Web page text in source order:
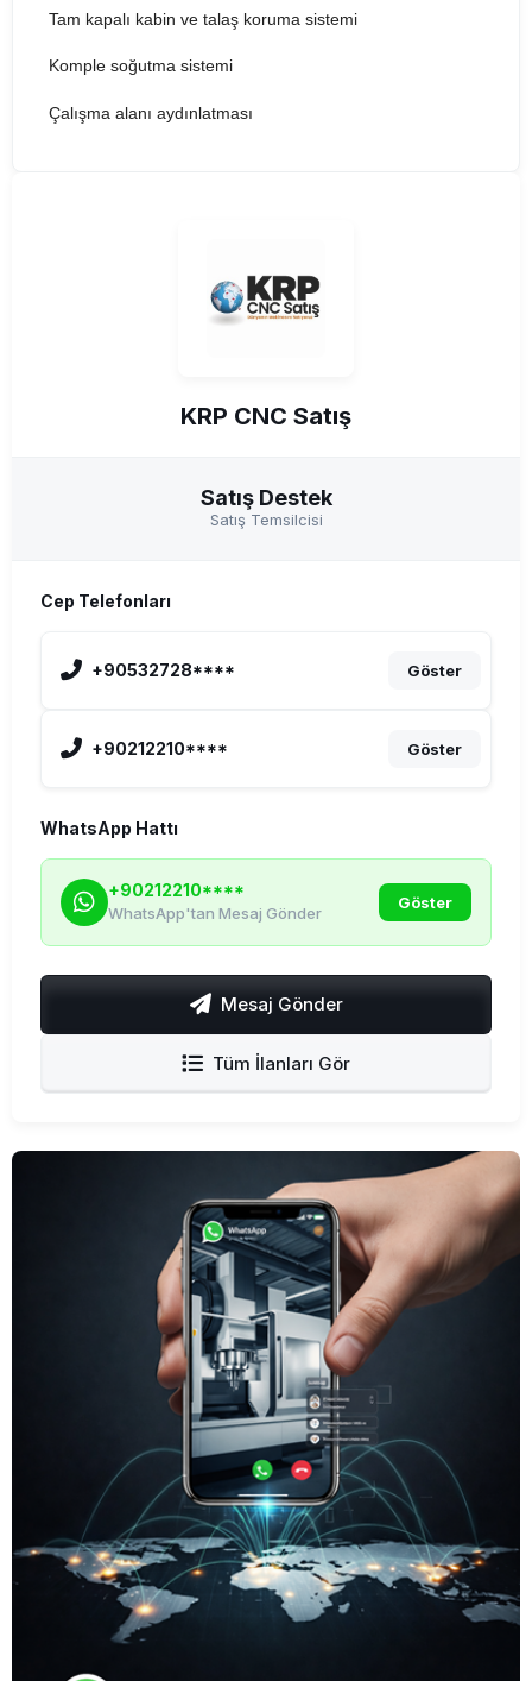
Tam kapalı kabin ve talaş koruma sistemi
Komple soğutma sistemi
Çalışma alanı aydınlatması
KRP CNC Satış
Satış Destek
Satış Temsilcisi
Cep Telefonları
+90532728**** Göster
+90212210**** Göster
WhatsApp Hattı
+90212210****
WhatsApp'tan Mesaj Gönder
Göster
Mesaj Gönder
Tüm İlanları Gör